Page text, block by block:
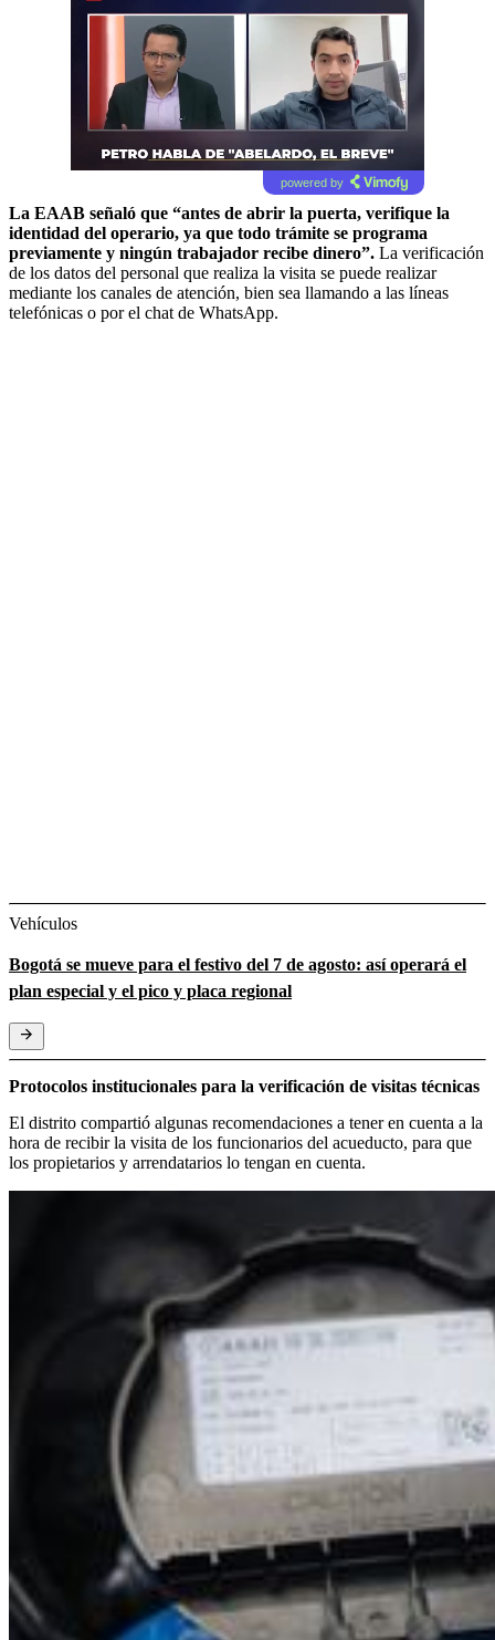
powered by
La EAAB señaló que “antes de abrir la puerta, verifique la
identidad del operario, ya que todo trámite se programa
previamente y ningún trabajador recibe dinero”. La verificación
de los datos del personal que realiza la visita se puede realizar
mediante los canales de atención, bien sea llamando a las líneas
telefónicas o por el chat de WhatsApp.
Vehículos
Bogotá se mueve para el festivo del 7 de agosto: así operará el
plan especial y el pico y placa regional
Protocolos institucionales para la verificación de visitas técnicas
El distrito compartió algunas recomendaciones a tener en cuenta a la
hora de recibir la visita de los funcionarios del acueducto, para que
los propietarios y arrendatarios lo tengan en cuenta.